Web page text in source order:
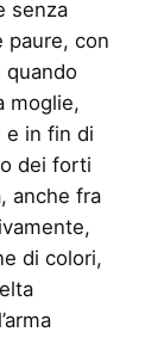
senza
paure, con
quando
moglie,
e in fin di
dei forti
anche fra
di colori,